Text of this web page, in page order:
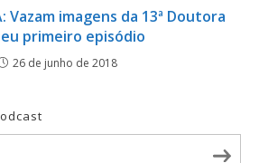
Vazam imagens da 13ª Doutora
primeiro episódio
26 de junho de 2018